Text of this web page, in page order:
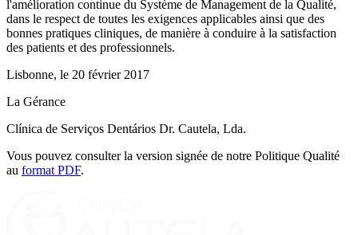
l'amélioration continue du Système de Management de la Qualité,
dans le respect de toutes les exigences applicables ainsi que des
bonnes pratiques cliniques, de manière à conduire à la satisfaction
des patients et des professionnels.
Lisbonne, le 20 février 2017
La Gérance
Clínica de Serviços Dentários Dr. Cautela, Lda.
Vous pouvez consulter la version signée de notre Politique Qualité
au format PDF.